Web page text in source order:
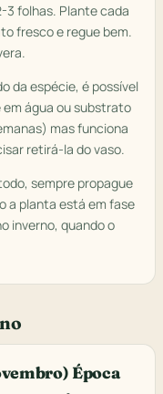
3 folhas. Plante cada
fresco e regue bem.
da espécie, é possível
água ou substrato
mas funciona
retirá-la do vaso.
sempre propague
a planta está em fase
inverno, quando o
Época